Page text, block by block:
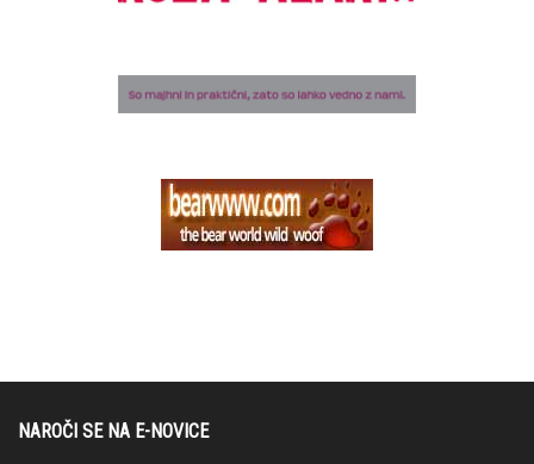
NAROČI SE NA E-NOVICE